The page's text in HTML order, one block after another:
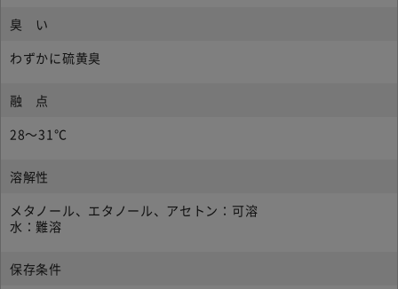
臭 い
わずかに硫黄臭
融 点
28～31℃
溶解性
メタノール、エタノール、アセトン：可溶
水：難溶
保存条件